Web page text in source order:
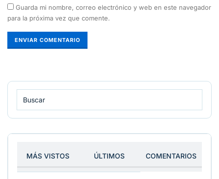
Guarda mi nombre, correo electrónico y web en este navegador
para la próxima vez que comente.
MÁS VISTOS ÚLTIMOS COMENTARIOS